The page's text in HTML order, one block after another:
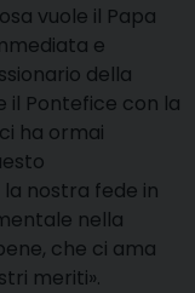
vuole il Papa
e
della
il Pontefice con la
ha ormai
nostra fede in
nella
che ci ama
meriti».